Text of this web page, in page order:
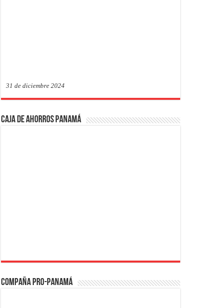
31 de diciembre 2024
Caja de Ahorros Panamá
Compaña PRO-Panamá